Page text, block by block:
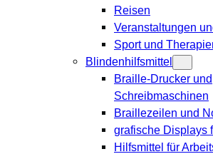
Reisen
Veranstaltungen
Sport und
Blindenhilfsmittel
Braille-Drucker und
Schreibmaschinen
Braillezeilen und
grafische Displays
Hilfsmittel für